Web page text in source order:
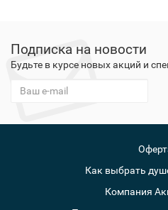
Подписка на новости
Будьте в курсе новых акций и
Как выбрать
Компания